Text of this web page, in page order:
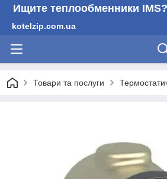
Ищите теплообменники
kotelzip.com.ua
Товари та послуги